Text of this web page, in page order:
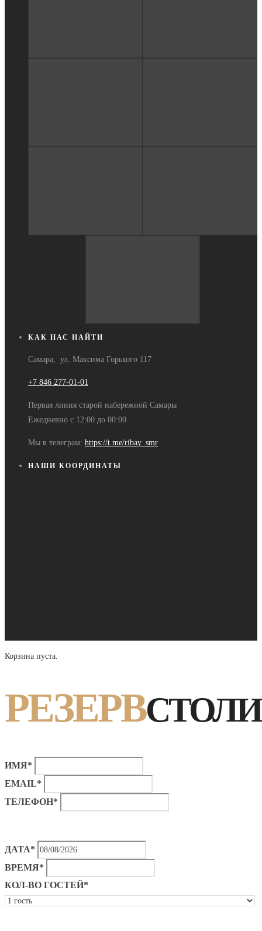
КАК НАС НАЙТИ
Самара, ул. Максима Горького 117
+7 846 277-01-01
Первая линия старой набережной Самары
Ежедневно с 12:00 до 00:00
Мы в телеграм: https://t.me/ribay_smr
НАШИ КООРДИНАТЫ
Корзина пуста.
РЕЗЕРВ
ИМЯ*
EMAIL*
ТЕЛЕФОН*
ДАТА*
ВРЕМЯ*
КОЛ-ВО ГОСТЕЙ*